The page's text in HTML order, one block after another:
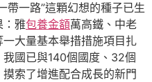
帶一路”這顆幻想的種子已生
：雅包養金額萬高鐵、中老
大量基本舉措措施項目扎
國已與140個國度、32個
索了增進配合成長的新門